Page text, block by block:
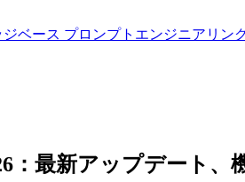
ベース プロンプトエンジニアリン
最新アップデート、